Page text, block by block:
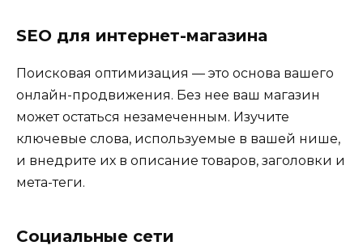
SEO для интернет-магазина
Поисковая оптимизация — это основа вашего
онлайн-продвижения. Без нее ваш магазин
может остаться незамеченным. Изучите
ключевые слова, используемые в вашей нише,
и внедрите их в описание товаров, заголовки и
мета-теги.
Социальные сети